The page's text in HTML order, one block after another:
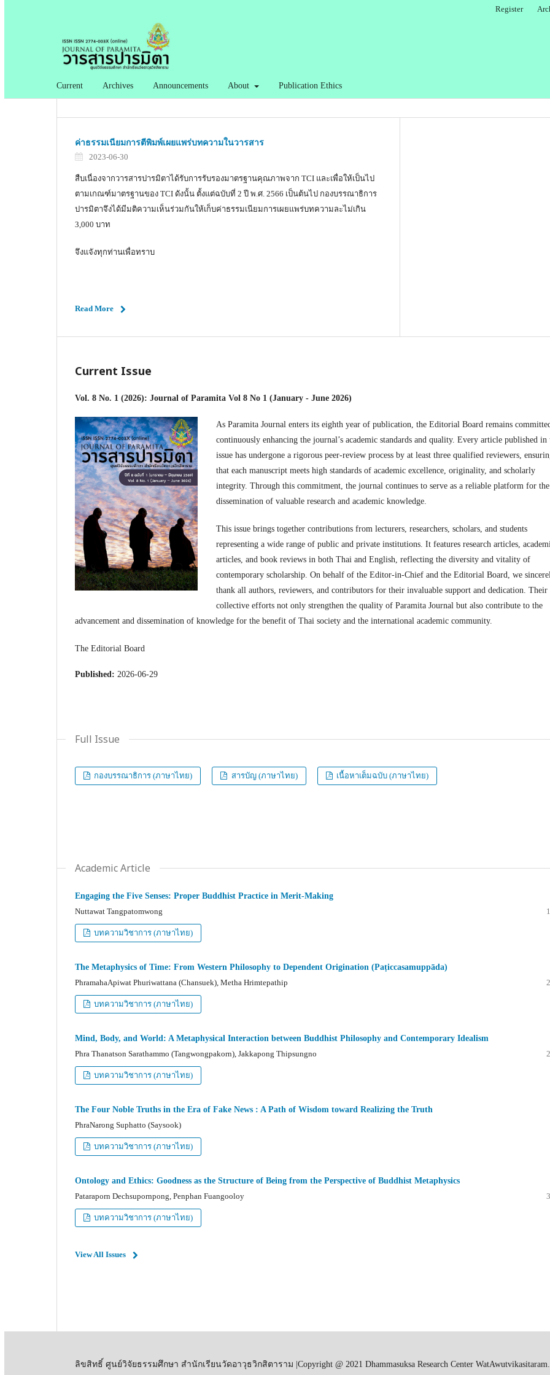
Current Archives Announcements About Publication Ethics
Register
ค่าธรรมเนียมการตีพิมพ์เผยแพร่บทความในวารสาร
2023-06-30
สืบเนื่องจากวารสารปารมิตาได้รับการรับรองมาตรฐานคุณภาพจาก TCI และเพื่อให้เป็นไป
ตามเกณฑ์มาตรฐานของ TCI ดังนั้น ตั้งแต่ฉบับที่ 2 ปี พ.ศ. 2566 เป็นต้นไป กองบรรณาธิการ
ปารมิตาจึงได้มีมติความเห็นร่วมกันให้เก็บค่าธรรมเนียมการเผยแพร่บทความละไม่เกิน
3,000 บาท
จึงแจังทุกท่านเพื่อทราบ
Read More
Current Issue
Vol. 8 No. 1 (2026): Journal of Paramita Vol 8 No 1 (January - June 2026)
As Paramita Journal enters its eighth year of publication, the Editorial Board remains
continuously enhancing the journal’s academic standards and quality. Every article published in
issue has undergone a rigorous peer-review process by at least three qualified reviewers,
that each manuscript meets high standards of academic excellence, originality, and scholarly
integrity. Through this commitment, the journal continues to serve as a reliable platform for the
dissemination of valuable research and academic knowledge.
This issue brings together contributions from lecturers, researchers, scholars, and students
representing a wide range of public and private institutions. It features research articles,
articles, and book reviews in both Thai and English, reflecting the diversity and vitality of
contemporary scholarship. On behalf of the Editor-in-Chief and the Editorial Board, we
thank all authors, reviewers, and contributors for their invaluable support and dedication. Their
collective efforts not only strengthen the quality of Paramita Journal but also contribute to the
advancement and dissemination of knowledge for the benefit of Thai society and the international academic community.
The Editorial Board
Published: 2026-06-29
Full Issue
กองบรรณาธิการ (ภาษาไทย) สารบัญ (ภาษาไทย) เนื้อหาเต็มฉบับ (ภาษาไทย)
Academic Article
Engaging the Five Senses: Proper Buddhist Practice in Merit-Making
Nuttawat Tangpatomwong
บทความวิชาการ (ภาษาไทย)
The Metaphysics of Time: From Western Philosophy to Dependent Origination (Paṭiccasamuppāda)
PhramahaApiwat Phuriwattana (Chansuek), Metha Hrimtepathip
บทความวิชาการ (ภาษาไทย)
Mind, Body, and World: A Metaphysical Interaction between Buddhist Philosophy and Contemporary Idealism
Phra Thanatson Sarathammo (Tangwongpakorn), Jakkapong Thipsungno
บทความวิชาการ (ภาษาไทย)
The Four Noble Truths in the Era of Fake News : A Path of Wisdom toward Realizing the Truth
PhraNarong Suphatto (Saysook)
บทความวิชาการ (ภาษาไทย)
Ontology and Ethics: Goodness as the Structure of Being from the Perspective of Buddhist Metaphysics
Pataraporn Dechsupornpong, Penphan Fuangooloy
บทความวิชาการ (ภาษาไทย)
View All Issues
ลิขสิทธิ์ ศูนย์วิจัยธรรมศึกษา สำนักเรียนวัดอาวุธวิกสิตาราม |Copyright @ 2021 Dhammasuksa Research Center